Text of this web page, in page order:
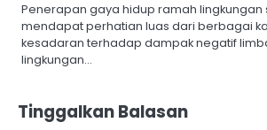
Penerapan gaya hidup ramah lingkungan
mendapat perhatian luas dari berbagai
kesadaran terhadap dampak negatif
lingkungan…
Tinggalkan Balasan